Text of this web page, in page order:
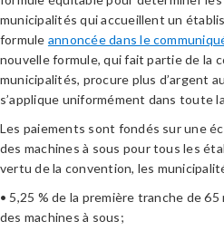
municipalités qui accueillent un
formule annoncée dans le
nouvelle formule, qui fait partie de la
municipalités, procure plus d’argent
s’applique uniformément dans toute
Les paiements sont fondés sur une
des machines à sous pour tous les
vertu de la convention, les
• 5,25 % de la première tranche de
des machines à sous;